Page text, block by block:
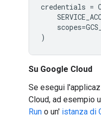
credentials =
scopes=
)
Su Google Cloud
Se esegui
Cloud, ad esempio
Run o un' istanza di